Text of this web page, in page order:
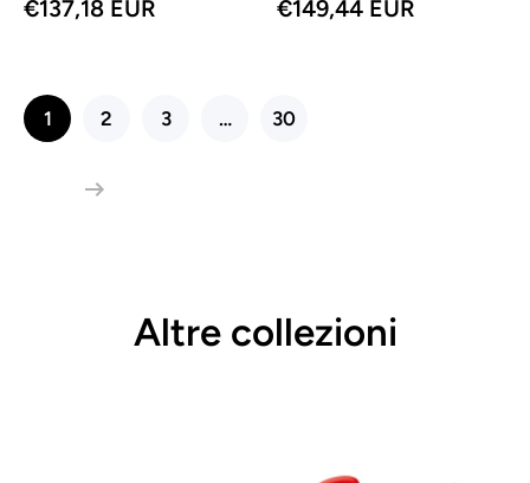
€137,18 EUR €149,44 EUR
1 2 3 … 30
Altre collezioni